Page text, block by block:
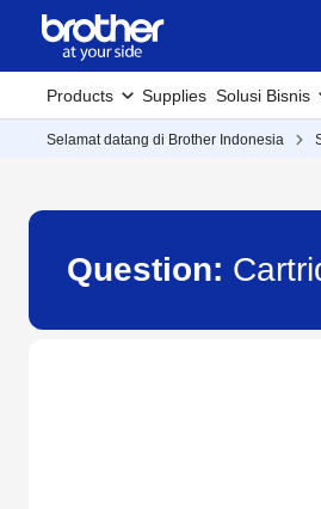
Products Supplies Solusi Bisnis
Selamat datang di Brother Indonesia
Question: